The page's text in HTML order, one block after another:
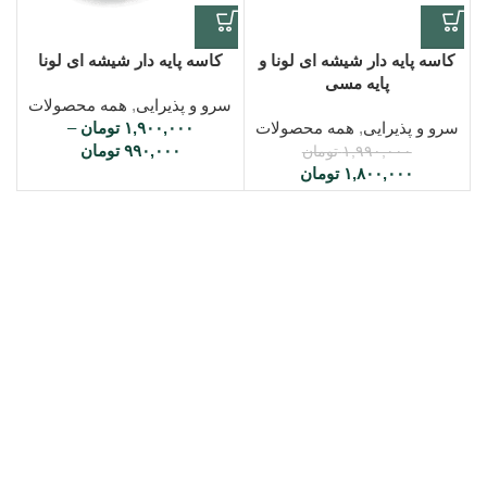
کاسه پایه دار شیشه ای لونا و
پایه مسی
سرو و پذیرایی, همه محصولات
۱,۹۹۰,۰۰۰ تومان
۱,۸۰۰,۰۰۰ تومان
کاسه پایه دار شیشه ای لونا
سرو و پذیرایی, همه محصولات
۱,۹۰۰,۰۰۰ تومان –
۹۹۰,۰۰۰ تومان